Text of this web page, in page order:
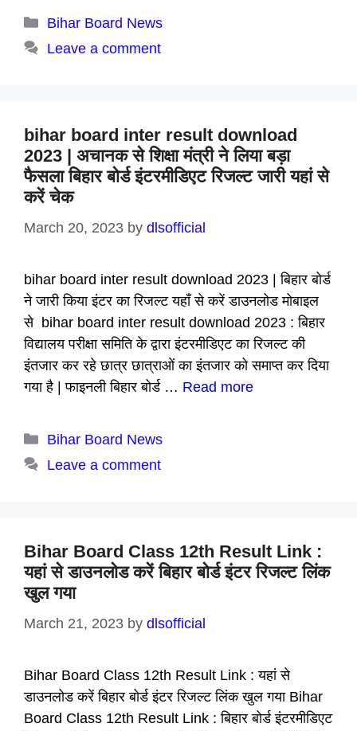
Categories
Bihar Board News
Leave a comment
bihar board inter result download
2023 | अचानक से शिक्षा मंत्री ने लिया बड़ा
फैसला बिहार बोर्ड इंटरमीडिएट रिजल्ट जारी यहां से
करें चेक
March 20, 2023 by dlsofficial
bihar board inter result download 2023 | बिहार बोर्ड
ने जारी किया इंटर का रिजल्ट यहाँ से करें डाउनलोड मोबाइल
से bihar board inter result download 2023 : बिहार
विद्यालय परीक्षा समिति के द्वारा इंटरमीडिएट का रिजल्ट की
इंतजार कर रहे छात्र छात्राओं का इंतजार को समाप्त कर दिया
गया है | फाइनली बिहार बोर्ड … Read more
Categories
Bihar Board News
Leave a comment
Bihar Board Class 12th Result Link :
यहां से डाउनलोड करें बिहार बोर्ड इंटर रिजल्ट लिंक
खुल गया
March 21, 2023 by dlsofficial
Bihar Board Class 12th Result Link : यहां से
डाउनलोड करें बिहार बोर्ड इंटर रिजल्ट लिंक खुल गया Bihar
Board Class 12th Result Link : बिहार बोर्ड इंटरमीडिएट